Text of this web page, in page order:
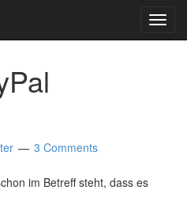
3 Comments
im Betreff steht, dass es